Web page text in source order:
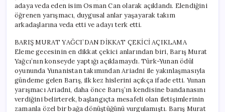
adaya veda eden isim Osman Can olarak açıklandı. Elendiğini
öğrenen yarışmacı, duygusal anlar yaşayarak takım
arkadaşlarına veda etti ve adayı terk etti.
BARIŞ MURAT YAĞCI’DAN DİKKAT ÇEKİCİ AÇIKLAMA
Eleme gecesinin en dikkat çekici anlarından biri, Barış Murat
Yağcı’nın konseyde yaptığı açıklamaydı. Türk-Yunan ödül
oyununda Yunanistan takımından Ariadni ile yakınlaşmasıyla
gündeme gelen Barış, ilk kez hislerini açıkça ifade etti. Yunan
yarışmacı Ariadni, daha önce Barış’ın kendisine bandanasını
verdiğini belirterek, başlangıçta mesafeli olan iletişimlerinin
zamanla özel bir bağa dönüştüğünü vurgulamıştı. Barış Murat